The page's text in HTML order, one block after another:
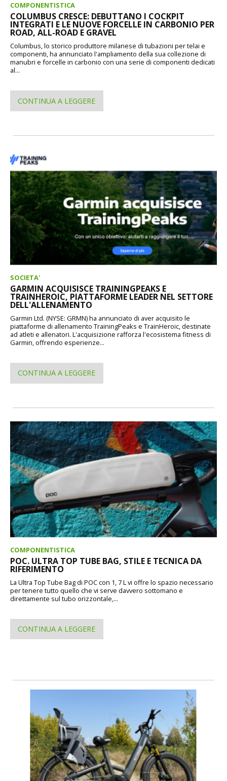
COMPONENTISTICA
COLUMBUS CRESCE: DEBUTTANO I COCKPIT
INTEGRATI E LE NUOVE FORCELLE IN CARBONIO PER
ROAD, ALL-ROAD E GRAVEL
Columbus, lo storico produttore milanese di tubazioni per telai e
componenti, ha annunciato l'ampliamento della sua collezione di
manubri e forcelle in carbonio con una serie di componenti dedicati
al...
CONTINUA A LEGGERE
SOCIETA'
GARMIN ACQUISISCE TRAININGPEAKS E
TRAINHEROIC, PIATTAFORME LEADER NEL SETTORE
DELL'ALLENAMENTO
Garmin Ltd. (NYSE: GRMN) ha annunciato di aver acquisito le
piattaforme di allenamento TrainingPeaks e TrainHeroic, destinate
ad atleti e allenatori. L'acquisizione rafforza l'ecosistema fitness di
Garmin, offrendo esperienze...
CONTINUA A LEGGERE
COMPONENTISTICA
POC. ULTRA TOP TUBE BAG, STILE E TECNICA DA
RIFERIMENTO
La Ultra Top Tube Bag di POC con 1, 7 L vi offre lo spazio necessario
per tenere tutto quello che vi serve davvero sottomano e
direttamente sul tubo orizzontale,...
CONTINUA A LEGGERE